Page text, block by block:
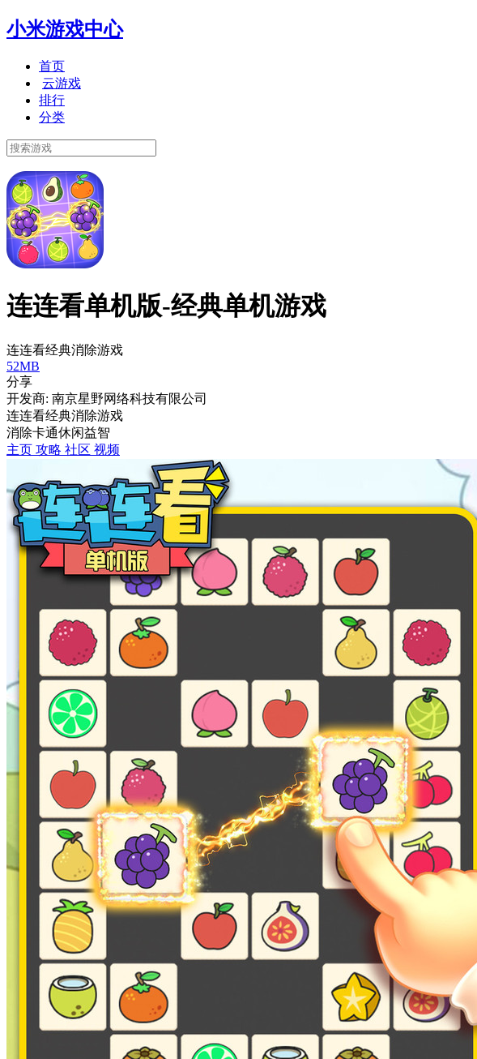
小米游戏中心
首页
云游戏
排行
分类
连连看单机版-经典单机游戏
连连看经典消除游戏
52MB
分享
开发商: 南京星野网络科技有限公司
连连看经典消除游戏
消除卡通休闲益智
主页 攻略 社区 视频